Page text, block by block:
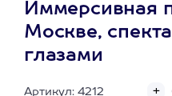
Иммерсивная
Москве,
глазами
Артикул: 4212